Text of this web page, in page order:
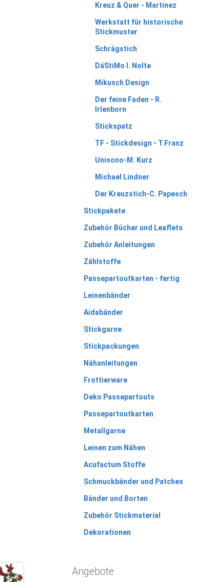
Kreuz & Quer - Martinez
Werkstatt für historische
Stickmuster
Schrägstich
DäStiMo I. Nolte
Mikusch Design
Der feine Faden - R.
Irlenborn
Stickspatz
TF - Stickdesign - T.Franz
Unisono-M. Kurz
Michael Lindner
Der Kreuzstich-C. Papesch
Stickpakete
Zubehör Bücher und Leaflets
Zubehör Anleitungen
Zählstoffe
Passepartoutkarten - fertig
Leinenbänder
Aidabänder
Stickgarne
Stickpackungen
Nähanleitungen
Frottierware
Deko Passepartouts
Passepartoutkarten
Metallgarne
Leinen zum Nähen
Acufactum Stoffe
Schmuckbänder und Patches
Bänder und Borten
Zubehör Stickmaterial
Dekorationen
Angebote